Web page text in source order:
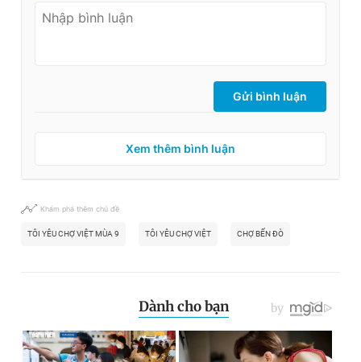
Giấy phép xuất bản số 110/GP - BTTTT cấp ngày 24.3.2020
Gửi bình luận
Xem thêm bình luận
Khám phá thêm chủ đề
TÔI YÊU CHỢ VIỆT MÙA 9 TÔI YÊU CHỢ VIỆT CHỢ BẾN ĐÒ